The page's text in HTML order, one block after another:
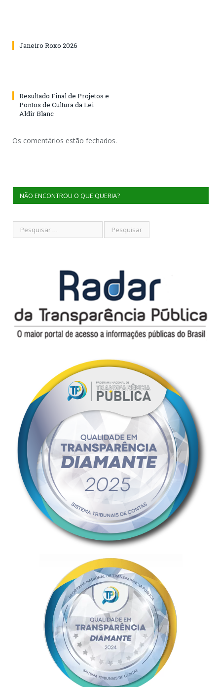
Janeiro Roxo 2026
Resultado Final de Projetos e
Pontos de Cultura da Lei
Aldir Blanc
Os comentários estão fechados.
NÃO ENCONTROU O QUE QUERIA?